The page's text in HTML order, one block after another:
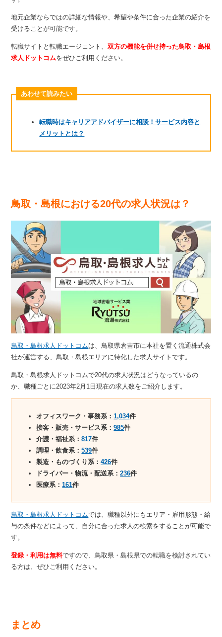
地元企業ならではの詳細な情報や、希望や条件に合った企業の紹介を
受けることが可能です。
転職サイトと転職エージェント、双方の機能を併せ持った鳥取・島根
求人ドットコムをぜひご利用ください。
あわせて読みたい
転職時はキャリアアドバイザーに相談！サービス内容と
メリットとは？
鳥取・島根における20代の求人状況は？
鳥取・島根求人ドットコムは、鳥取県倉吉市に本社を置く流通株式会
社が運営する、鳥取・島根エリアに特化した求人サイトです。
鳥取・島根求人ドットコムで20代の求人状況はどうなっているの
か、職種ごとに2023年2月1日現在の求人数をご紹介します。
オフィスワーク・事務系：1,034件
接客・販売・サービス系：985件
介護・福祉系：817件
調理・飲食系：539件
製造・ものづくり系：426件
ドライバー・物流・配送系：236件
医療系：161件
鳥取・島根求人ドットコムでは、職種以外にもエリア・雇用形態・給
与の条件などによって、自分に合った求人の検索をすることが可能で
す。
登録・利用は無料ですので、鳥取県・島根県での転職を検討されてい
る方は、ぜひご利用ください。
まとめ